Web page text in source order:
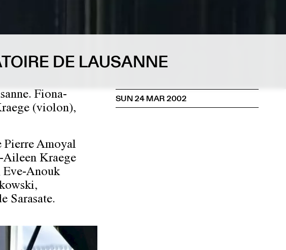
DE LAUSANNE
Fiona-
(violon),
Pierre Amoyal
Kraege
Eve-Anouk
Sarasate.
SUN 24 MAR 2002